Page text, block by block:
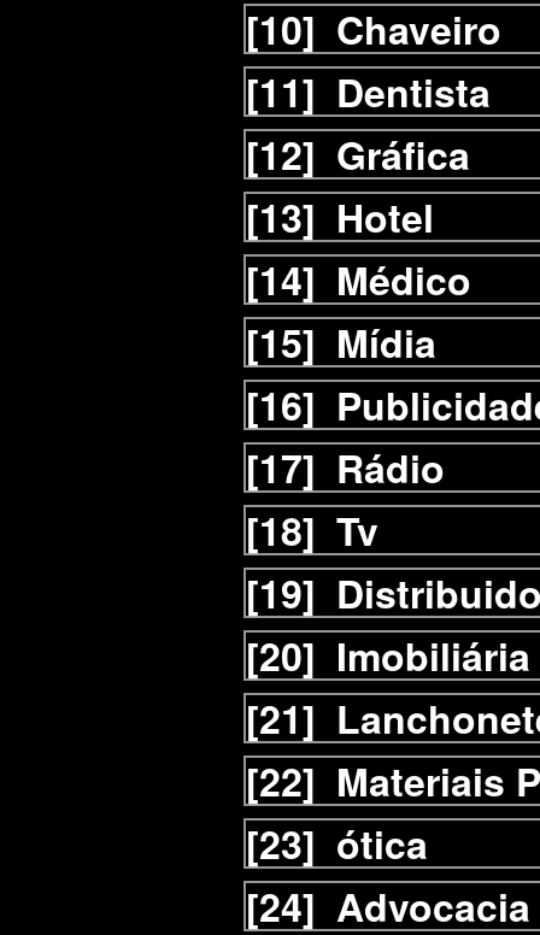
[10] Chaveiro
[11] Dentista
[12] Gráfica
[13] Hotel
[14] Médico
[15] Mídia
[16]
[17] Rádio
[18] Tv
[19]
[20] Imobiliária
[21]
[22] Materiais
[23] ótica
[24] Advocacia